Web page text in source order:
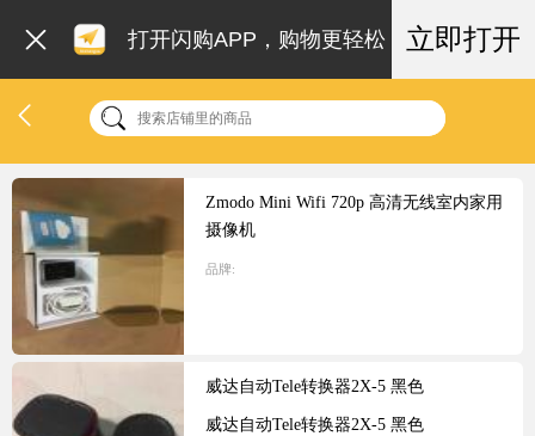
打开闪购APP，购物更轻松 立即打开
Zmodo Mini Wifi 720p 高清无线室内家用
摄像机
品牌:
威达自动Tele转换器2X-5 黑色
威达自动Tele转换器2X-5 黑色